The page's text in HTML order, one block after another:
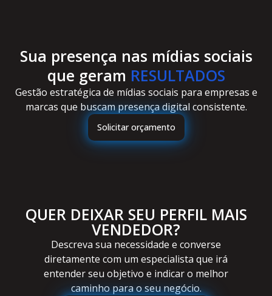
Sua presença nas mídias sociais
que geram RESULTADOS
Gestão estratégica de mídias sociais para empresas e
marcas que buscam presença digital consistente.
Solicitar orçamento
QUER DEIXAR SEU PERFIL MAIS
VENDEDOR?
Descreva sua necessidade e converse
diretamente com um especialista que irá
entender seu objetivo e indicar o melhor
caminho para o seu negócio.